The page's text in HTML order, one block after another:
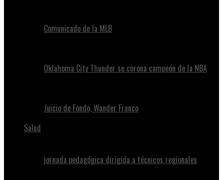
Comunicado de la MLB
Oklahoma City Thunder se corona campeón de la NBA
Juicio de Fondo, Wander Franco
Salud
jornada pedagógica dirigida a técnicos regionales